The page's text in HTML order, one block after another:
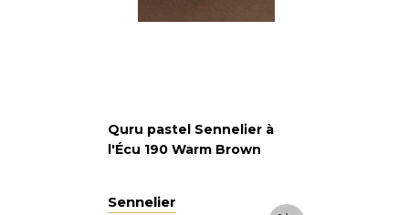
Quru pastel Sennelier à
l'Écu 190 Warm Brown
Sennelier